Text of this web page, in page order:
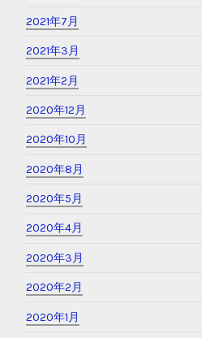
2021年7月
2021年3月
2021年2月
2020年12月
2020年10月
2020年8月
2020年5月
2020年4月
2020年3月
2020年2月
2020年1月